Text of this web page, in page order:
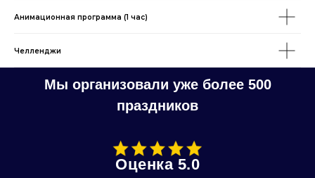
Анимационная программа (1 час)
Челленджи
Оценка 5.0